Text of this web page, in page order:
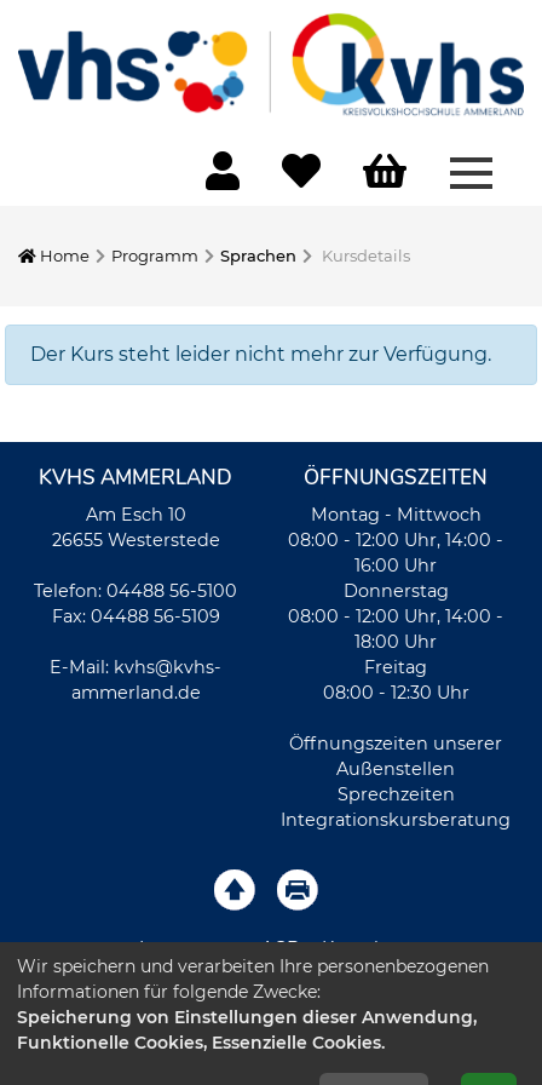
Home Programm Sprachen Kursdetails
Der Kurs steht leider nicht mehr zur Verfügung.
KVHS AMMERLAND
Am Esch 10
26655 Westerstede
Telefon: 04488 56-5100
Fax: 04488 56-5109
E-Mail: kvhs@kvhs-
ammerland.de
ÖFFNUNGSZEITEN
Montag - Mittwoch
08:00 - 12:00 Uhr, 14:00 -
16:00 Uhr
Donnerstag
08:00 - 12:00 Uhr, 14:00 -
18:00 Uhr
Freitag
08:00 - 12:30 Uhr
Öffnungszeiten unserer
Außenstellen
Sprechzeiten
Integrationskursberatung
Impressum AGB Kontakt
Sitemap Datenschutz Leichte Sprache
Barrierefreiheitserklärung
Wir speichern und verarbeiten Ihre personenbezogenen
Informationen für folgende Zwecke:
Speicherung von Einstellungen dieser Anwendung,
Funktionelle Cookies, Essenzielle Cookies.